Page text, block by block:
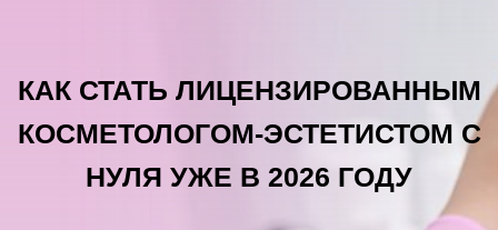
07 августа 15:00 по Нью-Йорку